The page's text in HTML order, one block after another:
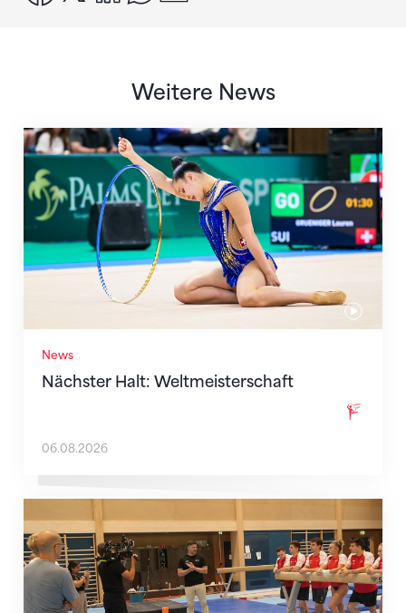
Weitere News
News
Nächster Halt: Weltmeisterschaft
Nächster Halt: Weltmeisterschaft
06.08.2026
Mit klaren Zielen nach Zagreb